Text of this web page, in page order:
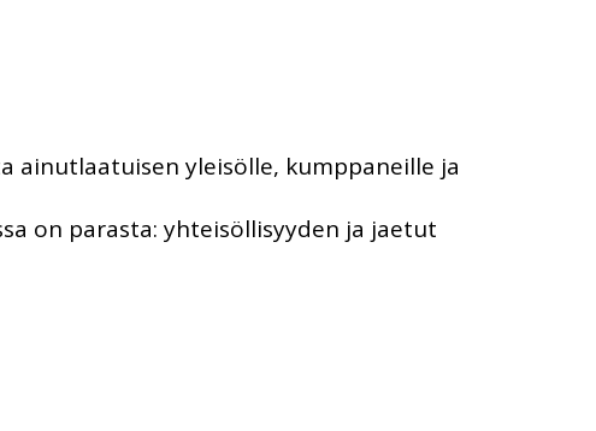
ainutlaatuisen yleisölle, kumppaneille ja
on parasta: yhteisöllisyyden ja jaetut